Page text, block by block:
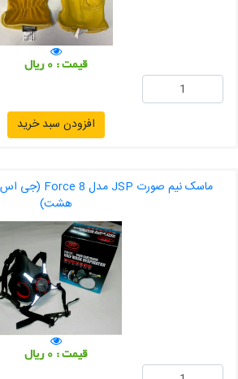
قیمت : 0 ریال
افزودن سبد خرید
هشت)
قیمت : 0 ریال